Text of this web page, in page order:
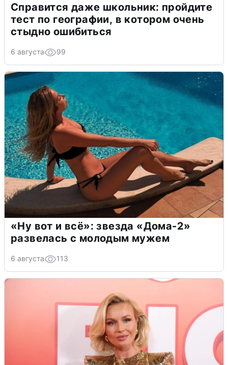
Справится даже школьник: пройдите
тест по географии, в котором очень
стыдно ошибиться
6 августа 99
«Ну вот и всё»: звезда «Дома-2»
развелась с молодым мужем
6 августа 113